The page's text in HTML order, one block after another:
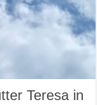
Teresa in